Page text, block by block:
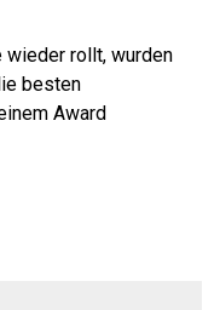
wieder rollt, wurden
besten
Award